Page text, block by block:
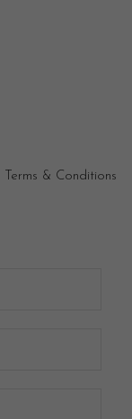
Terms & Conditions